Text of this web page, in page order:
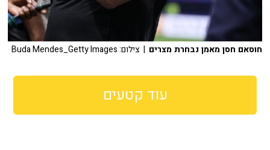
חוסאם חסן מאמן נבחרת מצרים | צילום: Buda Mendes_Getty Images
עוד קטעים